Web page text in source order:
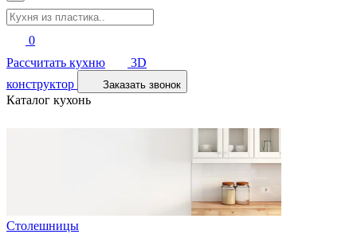
0
Рассчитать кухню
3D
конструктор
Заказать звонок
Каталог кухонь
Столешницы